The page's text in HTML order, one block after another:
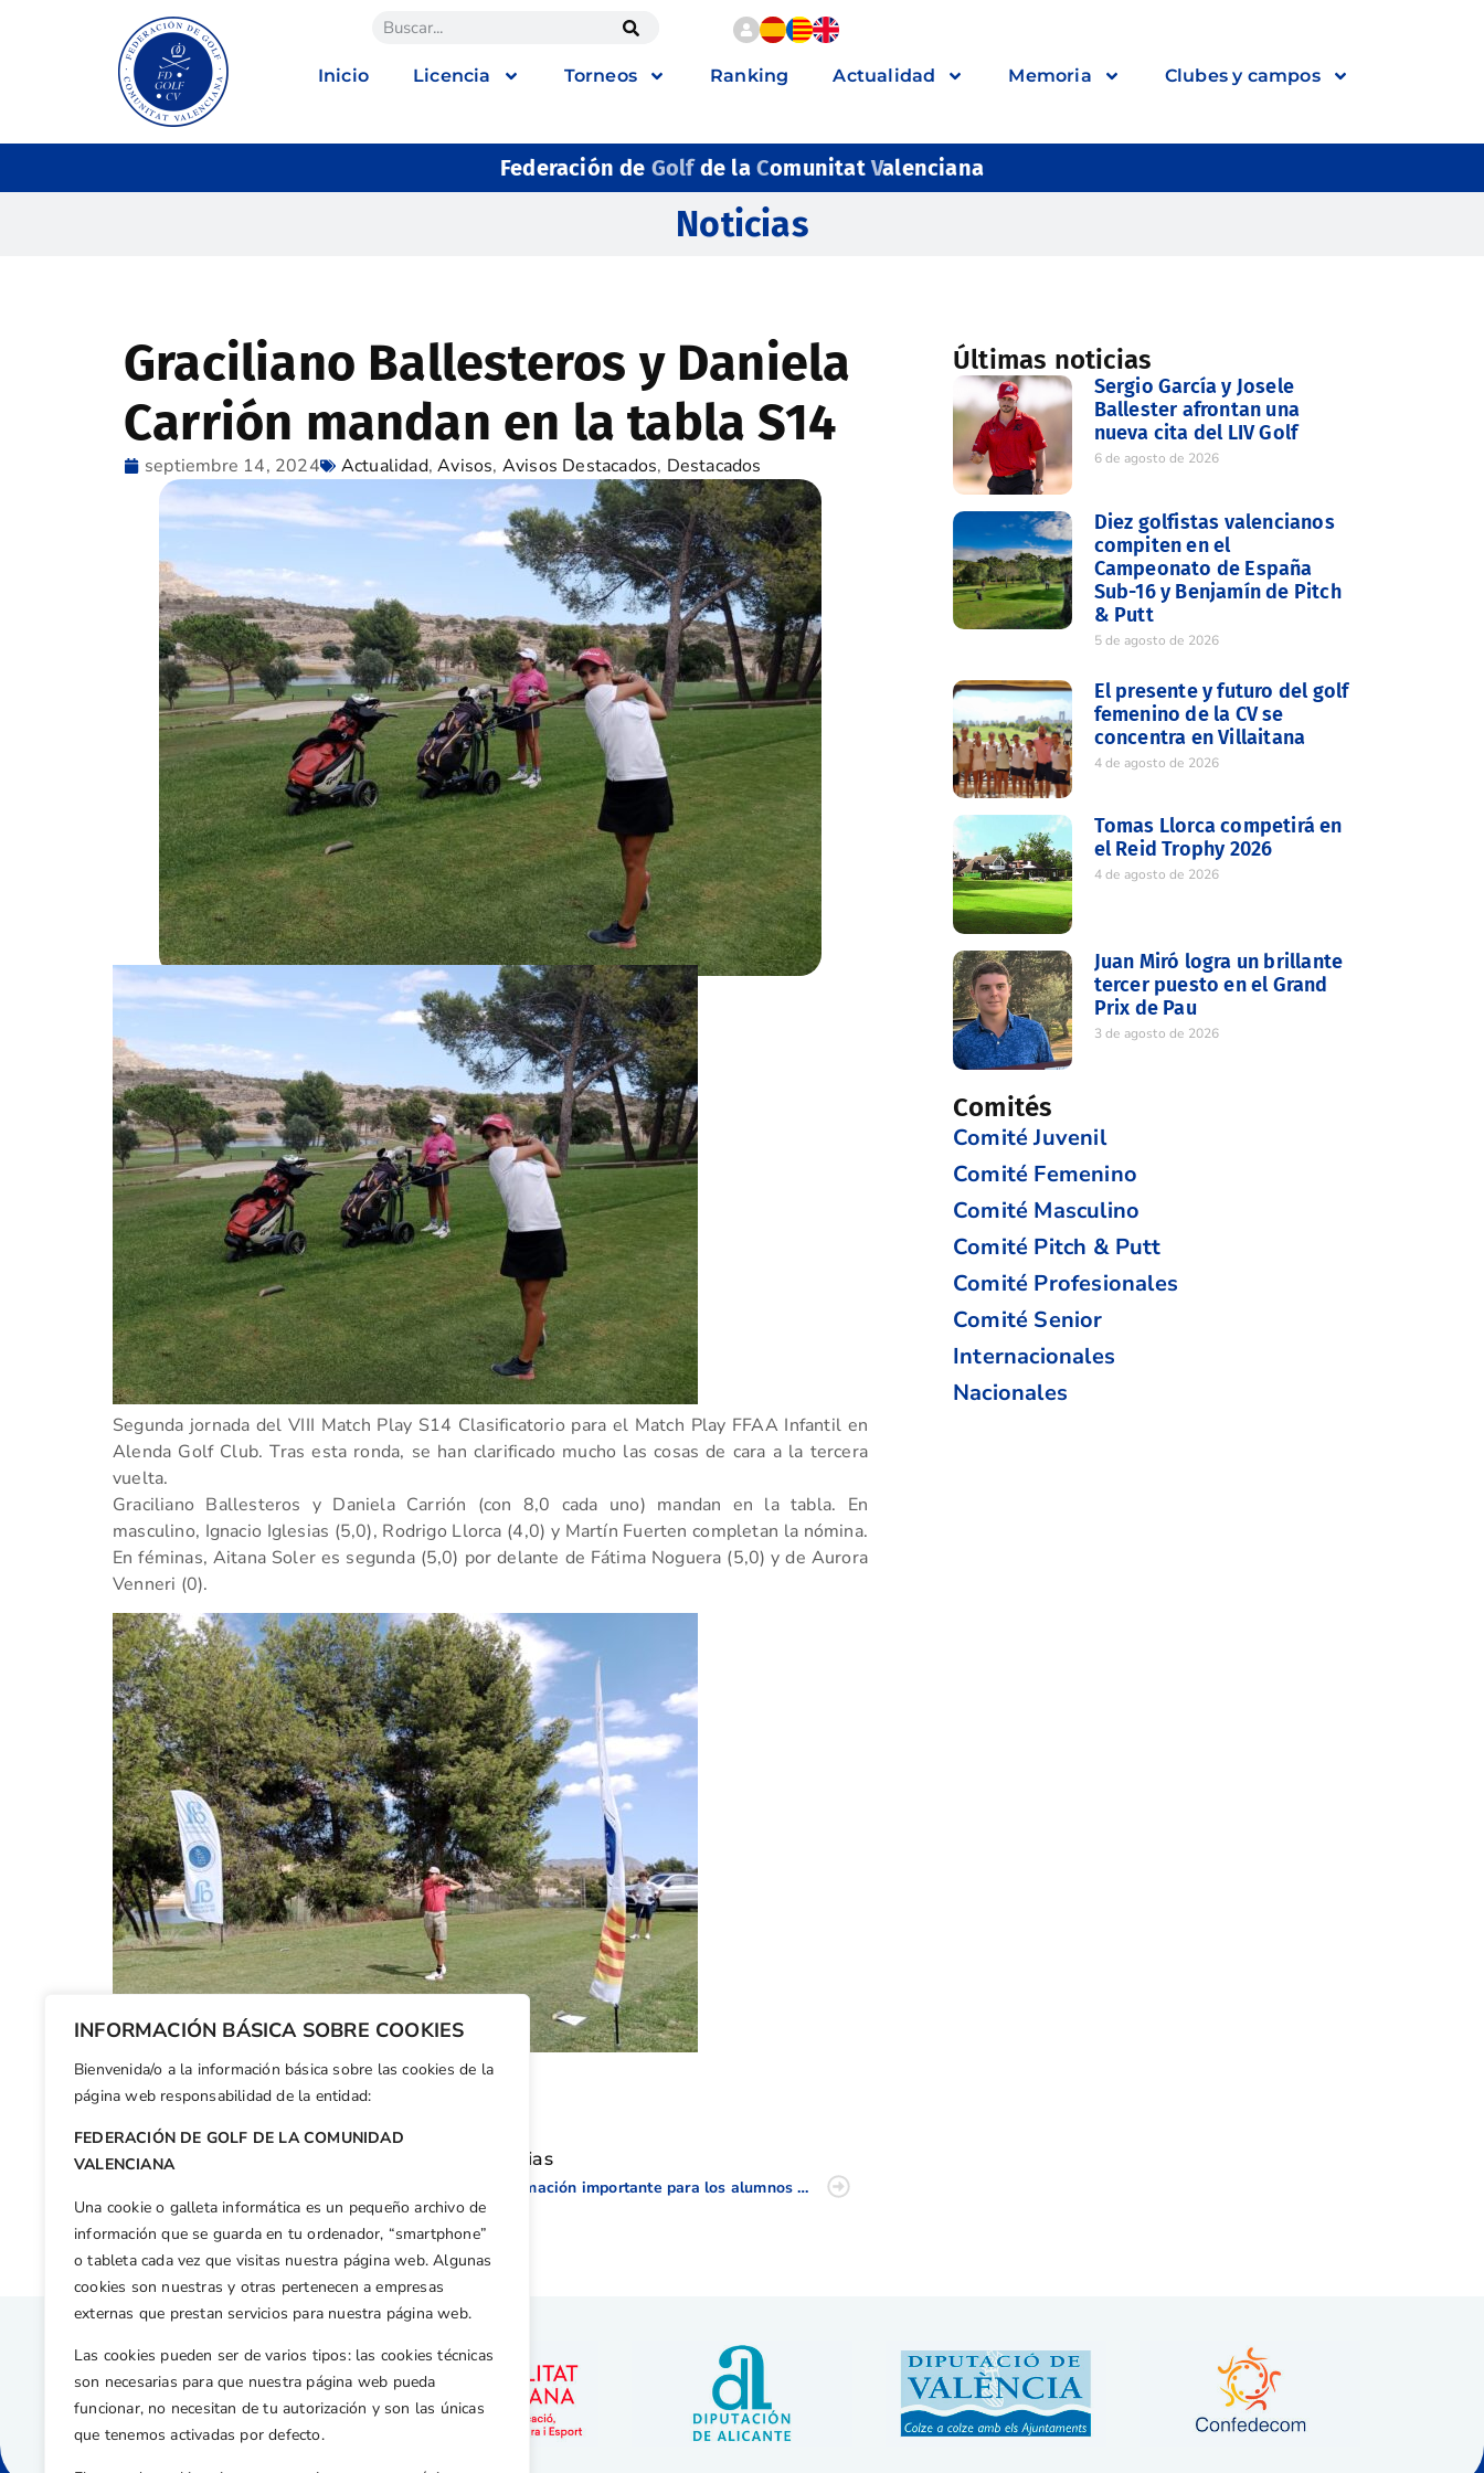
INFORMACIÓN BÁSICA SOBRE COOKIES
Bienvenida/o a la información básica sobre las cookies de la
página web responsabilidad de la entidad:
FEDERACIÓN DE GOLF DE LA COMUNIDAD
VALENCIANA
Una cookie o galleta informática es un pequeño archivo de
información que se guarda en tu ordenador, “smartphone”
o tableta cada vez que visitas nuestra página web. Algunas
cookies son nuestras y otras pertenecen a empresas
externas que prestan servicios para nuestra página web.
Las cookies pueden ser de varios tipos: las cookies técnicas
son necesarias para que nuestra página web pueda
funcionar, no necesitan de tu autorización y son las únicas
que tenemos activadas por defecto.
Inicio Licencia Torneos Ranking Actualidad Memoria Clubes y campos
Federación de Golfde la ComunitatValenciana
Noticias
Graciliano Ballesteros y Daniela
Carrión mandan en la tabla S14
septiembre 14, 2024 Actualidad,Avisos, Avisos Destacados, Destacados
Segunda jornada del VIII Match Play S14 Clasificatorio para el Match Play FFAA Infantil en
Alenda Golf Club. Tras esta ronda, se han clarificado mucho las cosas de cara a la tercera
vuelta.
Graciliano Ballesteros y Daniela Carrión (con 8,0 cada uno) mandan en la tabla. En
masculino, Ignacio Iglesias (5,0), Rodrigo Llorca (4,0) y Martín Fuerten completan la nómina.
En féminas, Aitana Soler es segunda (5,0) por delante de Fátima Noguera (5,0) y de Aurora
Venneri (0).
Facebook
X WhatsApp
LinkedIn
Email
Otras noticias
Información importante para los alumnos de los cursos de iniciación subvencionados.
Últimas noticias
Sergio García y Josele
Ballester afrontan una
nueva cita del LIV Golf
6 de agosto de 2026
Diez golfistas valencianos
compiten en el
Campeonato de España
Sub-16 y Benjamín de Pitch
& Putt
5 de agosto de 2026
El presente y futuro del golf
femenino de la CV se
concentra en Villaitana
4 de agosto de 2026
Tomas Llorca competirá en
el Reid Trophy 2026
4 de agosto de 2026
Juan Miró logra un brillante
tercer puesto en el Grand
Prix de Pau
3 de agosto de 2026
Comités
Comité Juvenil
Comité Femenino
Comité Masculino
Comité Pitch & Putt
Comité Profesionales
Comité Senior
Internacionales
Nacionales